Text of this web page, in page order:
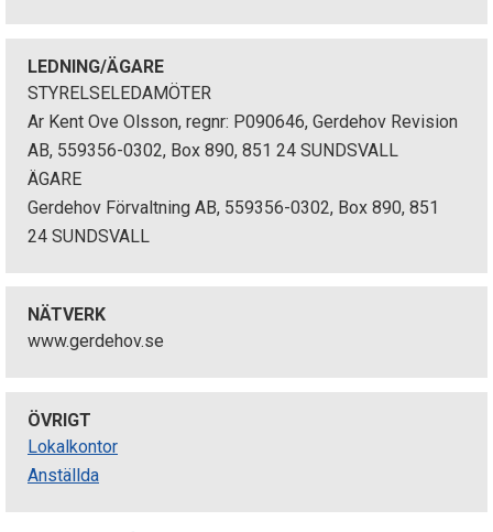
LEDNING/ÄGARE
STYRELSELEDAMÖTER
Ar Kent Ove Olsson, regnr: P090646, Gerdehov Revision
AB, 559356-0302, Box 890, 851 24 SUNDSVALL
ÄGARE
Gerdehov Förvaltning AB, 559356-0302, Box 890, 851
24 SUNDSVALL
NÄTVERK
www.gerdehov.se
ÖVRIGT
Lokalkontor
Anställda